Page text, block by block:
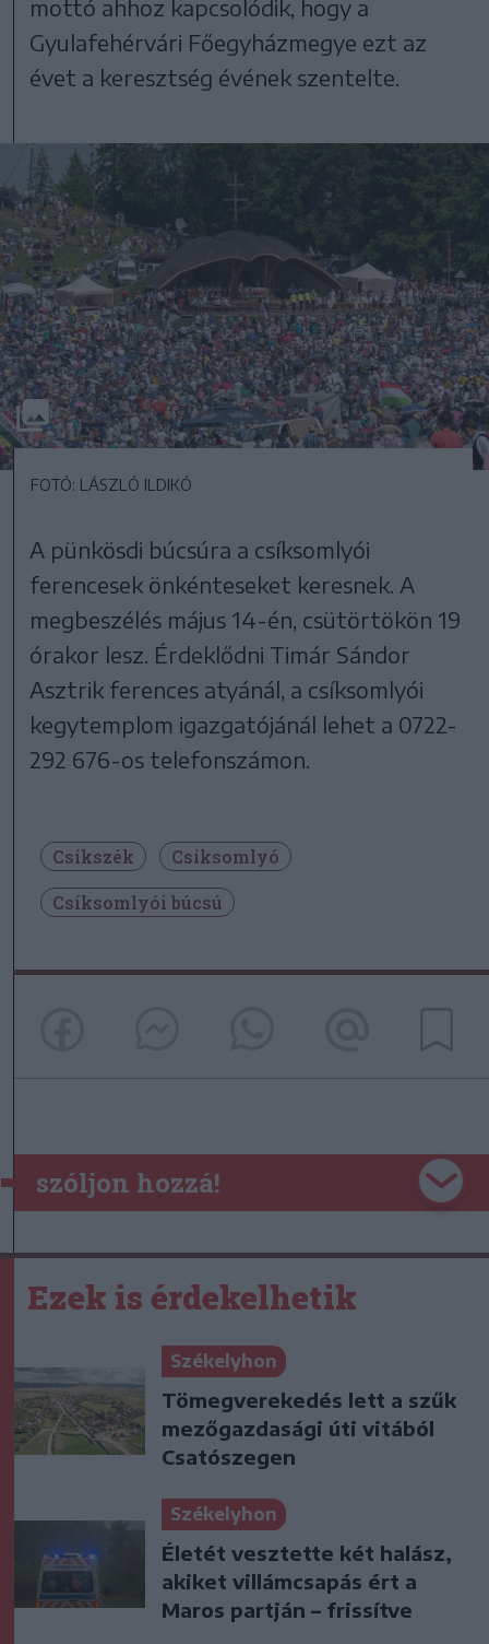
mottó ahhoz kapcsolódik, hogy a
Gyulafehérvári Főegyházmegye ezt az
évet a keresztség évének szentelte.
FOTÓ: LÁSZLÓ ILDIKÓ
A pünkösdi búcsúra a csíksomlyói
ferencesek önkénteseket keresnek. A
megbeszélés május 14-én, csütörtökön 19
órakor lesz. Érdeklődni Timár Sándor
Asztrik ferences atyánál, a csíksomlyói
kegytemplom igazgatójánál lehet a 0722-
292 676-os telefonszámon.
Csíkszék
Csíksomlyó
Csíksomlyói búcsú
szóljon hozzá!
Ezek is érdekelhetik
Székelyhon
Tömegverekedés lett a szűk
mezőgazdasági úti vitából
Csatószegen
Székelyhon
Életét vesztette két halász,
akiket villámcsapás ért a
Maros partján – frissítve